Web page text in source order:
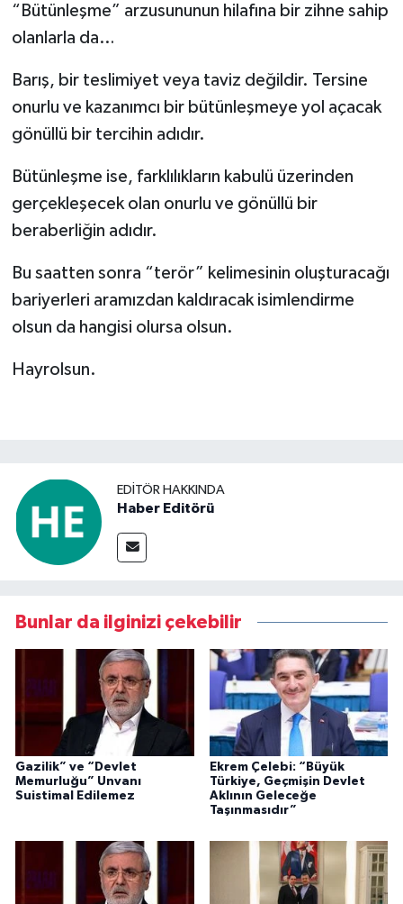
“Bütünleşme” arzusununun hilafına bir zihne sahip
olanlarla da…
Barış, bir teslimiyet veya taviz değildir. Tersine
onurlu ve kazanımcı bir bütünleşmeye yol açacak
gönüllü bir tercihin adıdır.
Bütünleşme ise, farklılıkların kabulü üzerinden
gerçekleşecek olan onurlu ve gönüllü bir
beraberliğin adıdır.
Bu saatten sonra “terör” kelimesinin oluşturacağı
bariyerleri aramızdan kaldıracak isimlendirme
olsun da hangisi olursa olsun.
Hayrolsun.
EDITÖR HAKKINDA
Haber Editörü
Bunlar da ilginizi çekebilir
Gazilik” ve “Devlet
Memurluğu” Unvanı
Suistimal Edilemez
Ekrem Çelebi: “Büyük
Türkiye, Geçmişin Devlet
Aklının Geleceğe
Taşınmasıdır”